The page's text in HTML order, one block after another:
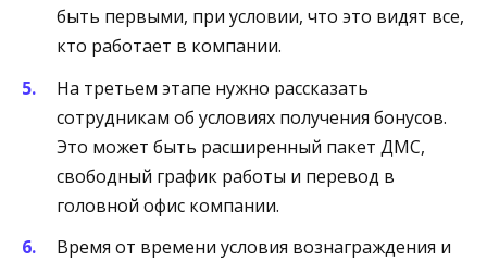
быть первыми, при условии, что это видят все,
кто работает в компании.
На третьем этапе нужно рассказать
сотрудникам об условиях получения бонусов.
Это может быть расширенный пакет ДМС,
свободный график работы и перевод в
головной офис компании.
Время от времени условия вознаграждения и